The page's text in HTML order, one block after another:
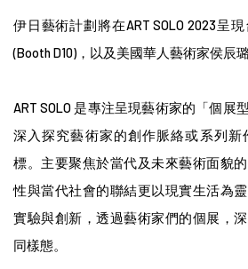
伊日藝術計劃將在ART SOLO 2023呈
(Booth D10) ，以及美國華人藝術家侯辰
ART SOLO 是專注呈現藝術家的「個展
深入探究藝術家的創作脈絡或系列新
標。 主要聚焦於當代及未來藝術面貌
性與當代社會的聯結更以現實生活為
實驗與創新，透過藝術家們的個展，
同樣態。